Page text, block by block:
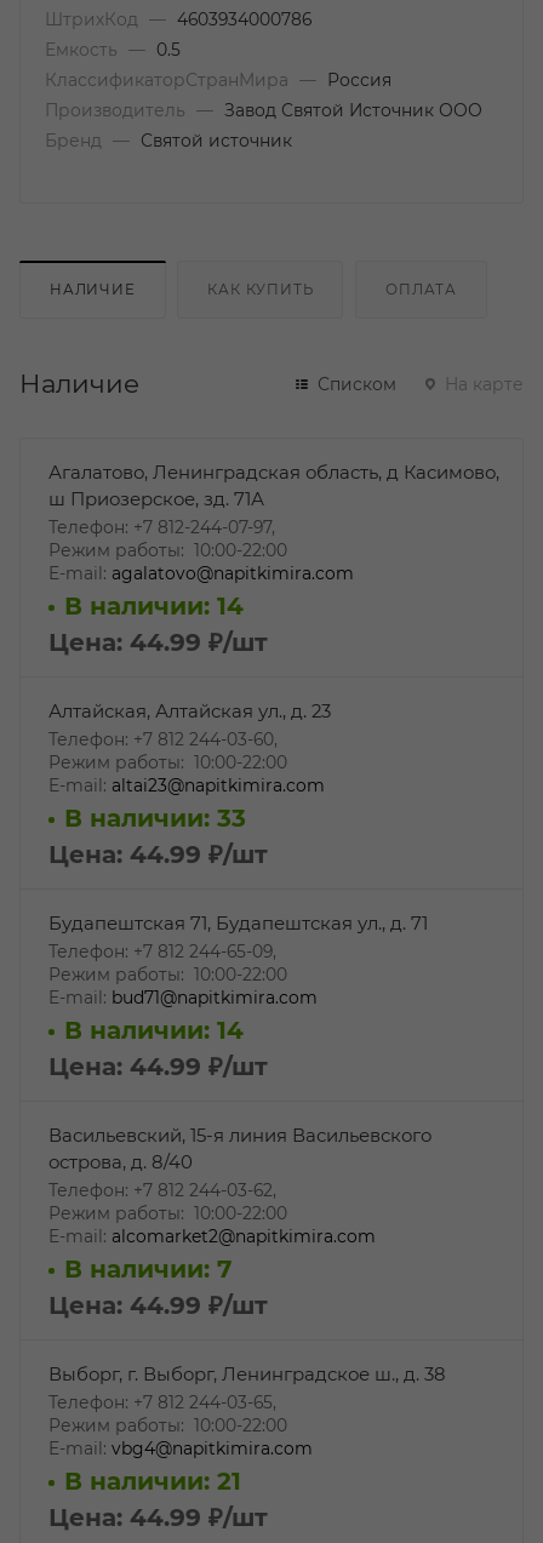
ШтрихКод
— 4603934000786
Емкость
—
0.5
КлассификаторСтранМира
—
Россия
Производитель
— Завод Святой Источник ООО
Бренд
— Святой источник
НАЛИЧИЕ КАК КУПИТЬ ОПЛАТА
Наличие Списком На карте
Агалатово, Ленинградская область, д Касимово,
ш Приозерское, зд. 71А
Телефон: +7 812-244-07-97,
Режим работы: 10:00-22:00
E-mail: agalatovo@napitkimira.com
В наличии: 14
Цена: 44.99 ₽/шт
Алтайская, Алтайская ул., д. 23
Телефон: +7 812 244-03-60,
Режим работы: 10:00-22:00
E-mail: altai23@napitkimira.com
В наличии: 33
Цена: 44.99 ₽/шт
Будапештская 71, Будапештская ул., д. 71
Телефон: +7 812 244-65-09,
Режим работы: 10:00-22:00
E-mail: bud71@napitkimira.com
В наличии: 14
Цена: 44.99 ₽/шт
Васильевский, 15-я линия Васильевского
острова, д. 8/40
Телефон: +7 812 244-03-62,
Режим работы: 10:00-22:00
E-mail: alcomarket2@napitkimira.com
В наличии: 7
Цена: 44.99 ₽/шт
Выборг, г. Выборг, Ленинградское ш., д. 38
Телефон: +7 812 244-03-65,
Режим работы: 10:00-22:00
E-mail: vbg4@napitkimira.com
В наличии: 21
Цена: 44.99 ₽/шт